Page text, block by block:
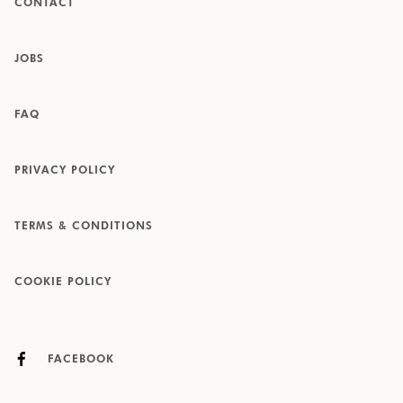
CONTACT
JOBS
FAQ
PRIVACY POLICY
TERMS & CONDITIONS
COOKIE POLICY
FACEBOOK